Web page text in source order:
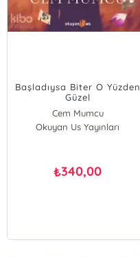
Başladıysa Biter O Yüzden
Güzel
Cem Mumcu
Okuyan Us Yayınları
₺340,00